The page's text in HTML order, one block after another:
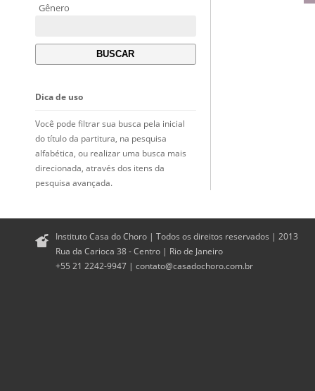
Gênero
Dica de uso
Você pode filtrar sua busca pela inicial
do título da partitura, na pesquisa
alfabética, ou realizar uma busca mais
direcionada, através dos itens da
pesquisa avançada.
Instituto Casa do Choro | Todos os direitos reservados | 2013
Rua da Carioca 38 - Centro | Rio de Janeiro
+55 21 2242-9947 | contato@casadochoro.com.br